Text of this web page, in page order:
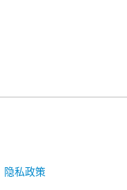
隐私政策